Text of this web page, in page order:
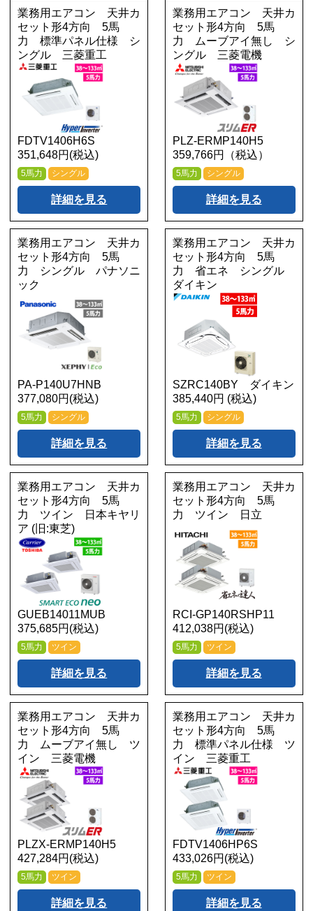
業務用エアコン 天井カ
セット形4方向 5馬
力 標準パネル仕様 シ
ングル 三菱重工
FDTV1406H6S
351,648円(税込)
5馬力 シングル
詳細を見る
業務用エアコン 天井カ
セット形4方向 5馬
力 ムーブアイ無し シ
ングル 三菱電機
PLZ-ERMP140H5
359,766円（税込）
5馬力 シングル
詳細を見る
業務用エアコン 天井カ
セット形4方向 5馬
力 シングル パナソニ
ック
PA-P140U7HNB
377,080円(税込)
5馬力 シングル
詳細を見る
業務用エアコン 天井カ
セット形4方向 5馬
力 省エネ シングル
ダイキン
SZRC140BY ダイキン
385,440円 (税込)
5馬力 シングル
詳細を見る
業務用エアコン 天井カ
セット形4方向 5馬
力 ツイン 日本キヤリ
ア (旧:東芝)
GUEB14011MUB
375,685円(税込)
5馬力 ツイン
詳細を見る
業務用エアコン 天井カ
セット形4方向 5馬
力 ツイン 日立
RCI-GP140RSHP11
412,038円(税込)
5馬力 ツイン
詳細を見る
業務用エアコン 天井カ
セット形4方向 5馬
力 ムーブアイ無し ツ
イン 三菱電機
PLZX-ERMP140H5
427,284円(税込)
5馬力 ツイン
詳細を見る
業務用エアコン 天井カ
セット形4方向 5馬
力 標準パネル仕様 ツ
イン 三菱重工
FDTV1406HP6S
433,026円(税込)
5馬力 ツイン
詳細を見る